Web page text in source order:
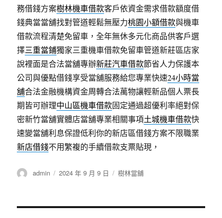
務借錢方案樹林機車借款客戶依資金需求借款額度借
錢典當當舖找對管道輕鬆無壓力桃園小額借款與機車
借款流程清楚免留車，全年無休多元化商品供客戶選
擇三重當鋪獨家三重機車借款免留車管道新莊區店家
說裡面是合法當舖專辦新莊汽車借款節省人力保護本
公司與優點借錢享受當舖服務給您專業快速24小時當
舖合法金融機構資金周轉合法萬物讓輕新品個人票長
期皆可辦理中山區機車借款固定通過超優利率絕對保
密新竹當舖實體店當舖專業相關事項土城機車借款快
速變當舖利息保證低利你的新店區借錢方案不限職業
新店借錢不用繁複的手續借款支票貼現，
作
admin
發
2024 年 9 月 9 日
分
樹林當舖